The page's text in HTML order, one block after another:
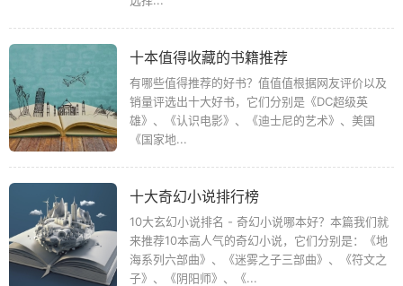
十本值得收藏的书籍推荐
有哪些值得推荐的好书？值值值根据网友评价以及
销量评选出十大好书，它们分别是《DC超级英
雄》、《认识电影》、《迪士尼的艺术》、美国
《国家地...
十大奇幻小说排行榜
10大玄幻小说排名 - 奇幻小说哪本好？本篇我们就
来推荐10本高人气的奇幻小说，它们分别是：《地
海系列六部曲》、《迷雾之子三部曲》、《符文之
子》、《阴阳师》、《...